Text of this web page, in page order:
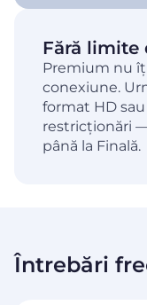
Fără limite
Premium nu
conexiune.
format HD
restricționări
până la Finală.
Întrebări